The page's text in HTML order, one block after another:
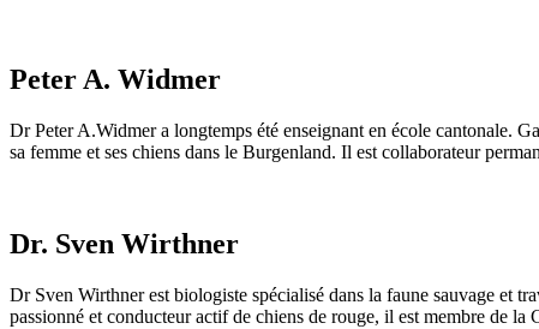
Peter A. Widmer
Dr Peter A.Widmer a longtemps été enseignant en école cantonale.
sa femme et ses chiens dans le Burgenland. Il est collaborateur
Dr. Sven Wirthner
Dr Sven Wirthner est biologiste spécialisé dans la faune sauvage et
passionné et conducteur actif de chiens de rouge, il est membre de la